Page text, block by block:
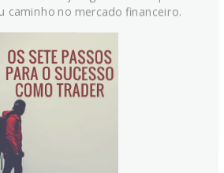
do Banco da Inglaterra (BoE).
de liderança britânica
caminho no mercado financeiro.